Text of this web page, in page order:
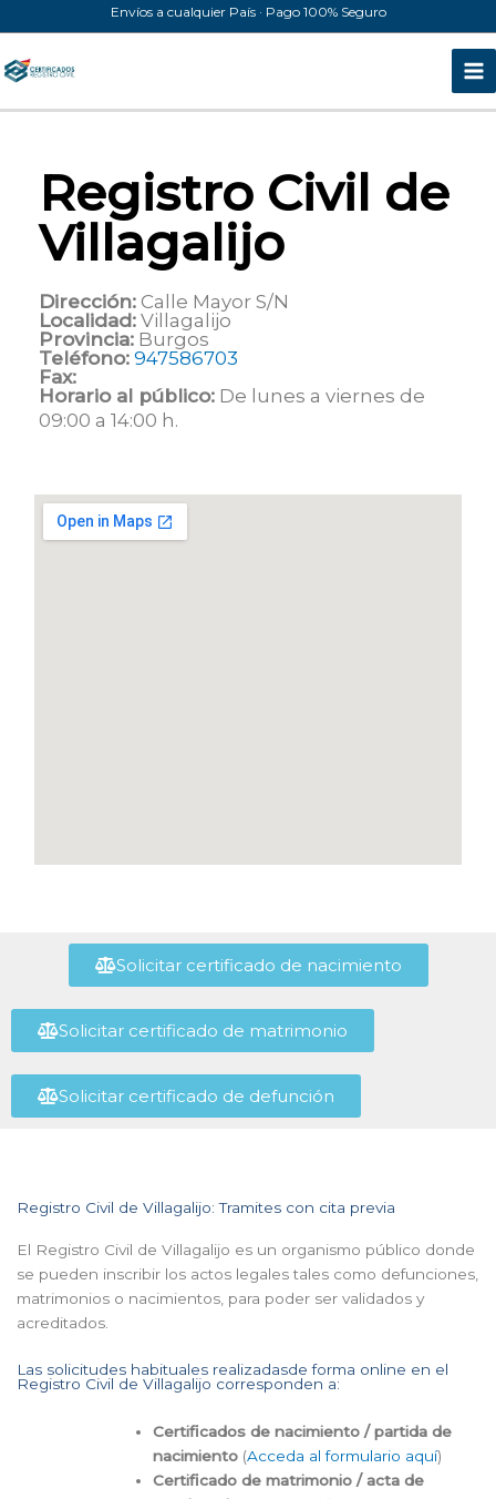
al
contenido
Envíos a cualquier País · Pago 100% Seguro
Registro Civil de
Villagalijo
Dirección: Calle Mayor S/N
Localidad: Villagalijo
Provincia: Burgos
Teléfono: 947586703
Fax:
Horario al público: De lunes a viernes de
09:00 a 14:00 h.
Solicitar certificado de nacimiento
Solicitar certificado de matrimonio
Solicitar certificado de defunción
Registro Civil de Villagalijo: Tramites con cita previa
El Registro Civil de Villagalijo es un organismo público donde
se pueden inscribir los actos legales tales como defunciones,
matrimonios o nacimientos, para poder ser validados y
acreditados.
Las solicitudes habituales realizadasde forma online en el
Registro Civil de Villagalijo corresponden a:
Certificados de nacimiento / partida de
nacimiento (Acceda al formulario aquí)
Certificado de matrimonio / acta de